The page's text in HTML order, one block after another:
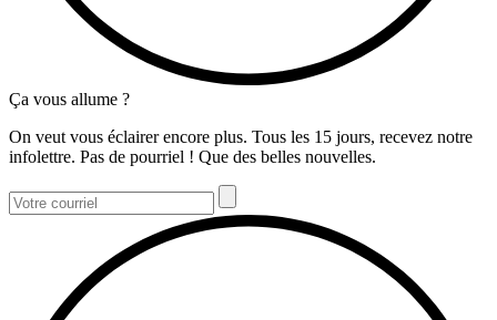
Ça vous allume ?
On veut vous éclairer encore plus. Tous les 15 jours, recevez notre
infolettre. Pas de pourriel ! Que des belles nouvelles.